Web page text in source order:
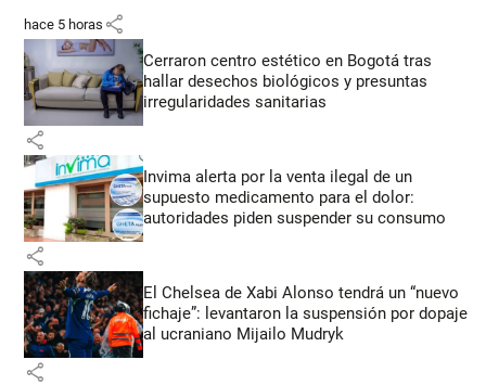
hace 5 horas share
Cerraron centro estético en Bogotá tras
hallar desechos biológicos y presuntas
irregularidades sanitarias
share
Invima alerta por la venta ilegal de un
supuesto medicamento para el dolor:
autoridades piden suspender su consumo
share
El Chelsea de Xabi Alonso tendrá un “nuevo
fichaje”: levantaron la suspensión por dopaje
al ucraniano Mijailo Mudryk
share